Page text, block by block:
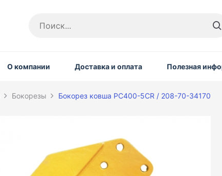
О компании Доставка и оплата Полезная
Бокорезы Бокорез ковша PC400-5CR / 208-70-34170